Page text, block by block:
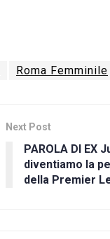
Roma Femminile
Next Post
PAROLA DI EX
diventiamo la
della Premier